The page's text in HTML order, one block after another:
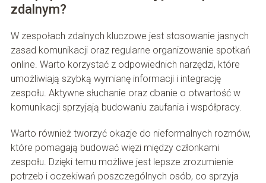
zdalnym?
W zespołach zdalnych kluczowe jest stosowanie jasnych
zasad komunikacji oraz regularne organizowanie spotkań
online. Warto korzystać z odpowiednich narzędzi, które
umożliwiają szybką wymianę informacji i integrację
zespołu. Aktywne słuchanie oraz dbanie o otwartość w
komunikacji sprzyjają budowaniu zaufania i współpracy.
Warto również tworzyć okazje do nieformalnych rozmów,
które pomagają budować więzi między członkami
zespołu. Dzięki temu możliwe jest lepsze zrozumienie
potrzeb i oczekiwań poszczególnych osób, co sprzyja